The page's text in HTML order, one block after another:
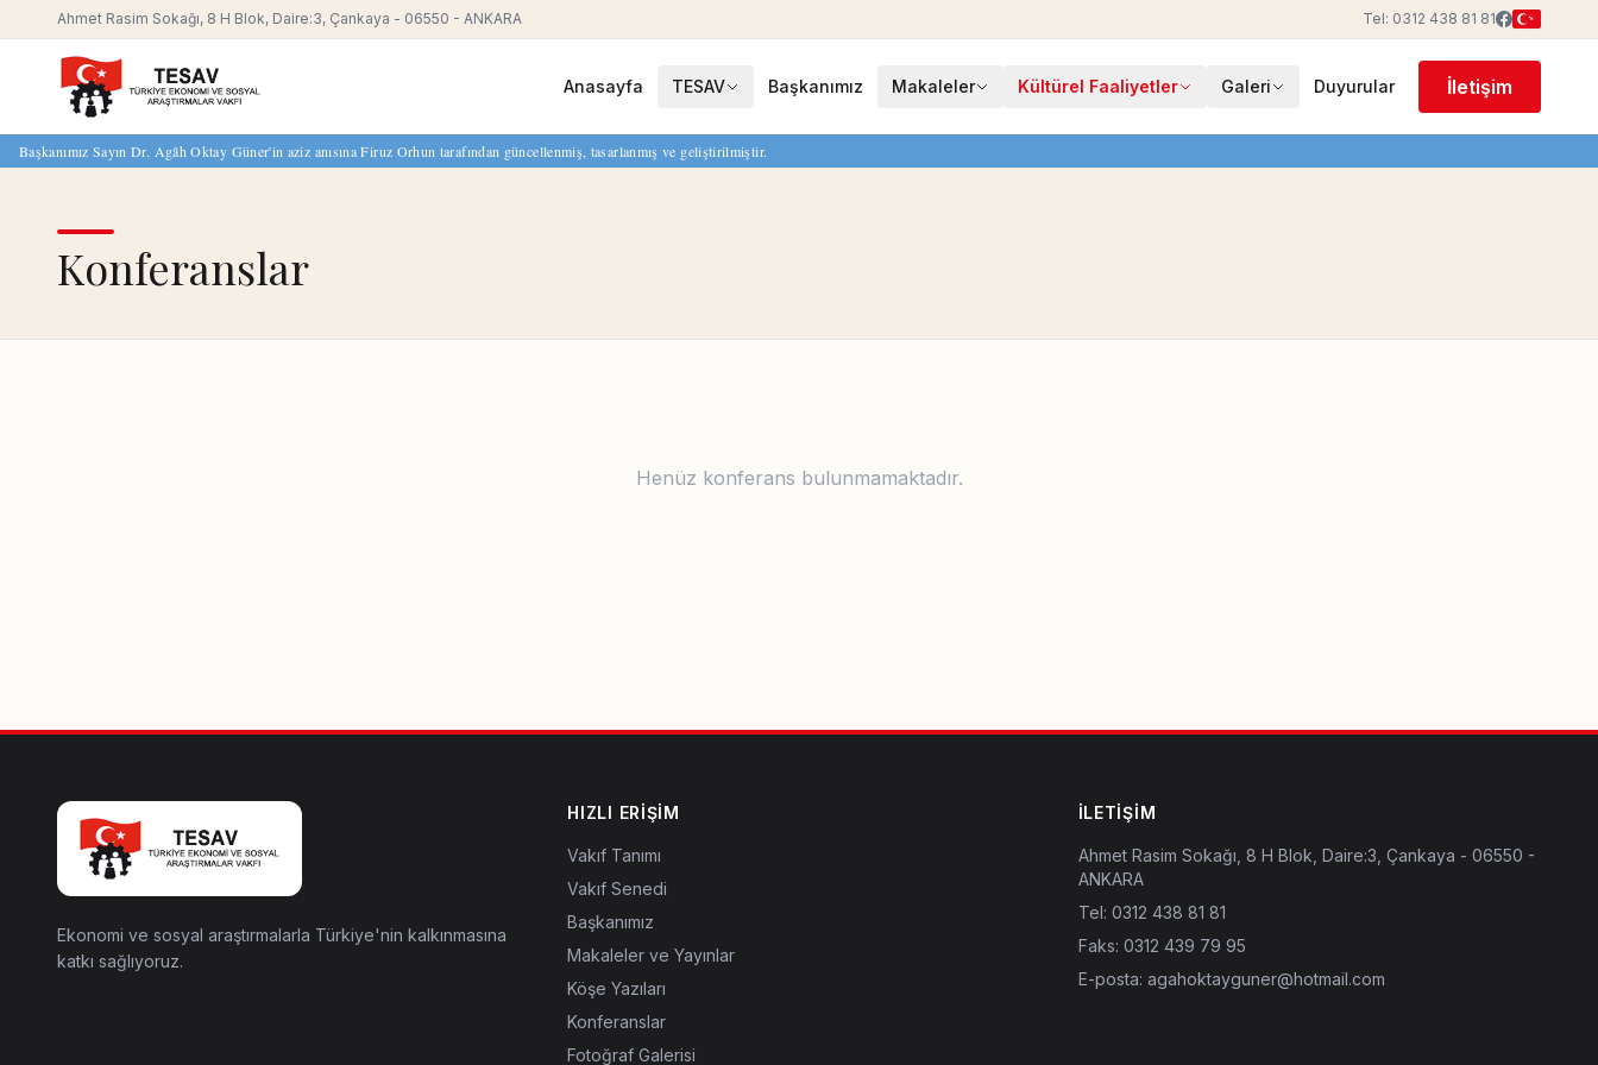
Ahmet Rasim Sokağı, 8 H Blok, Daire:3, Çankaya - 06550 - ANKARA Tel: 0312 438 81 81
Anasayfa TESAV Başkanımız Makaleler Kültürel Faaliyetler Galeri Duyurular İletişim
Başkanımız Sayın Dr. Agâh Oktay Güner'in aziz anısına Firuz Orhun tarafından güncellenmiş, tasarlanmış ve geliştirilmiştir.
Konferanslar
Henüz konferans bulunmamaktadır.
Ekonomi ve sosyal araştırmalarla Türkiye'nin kalkınmasına
katkı sağlıyoruz.
HIZLI ERIŞIM
Vakıf Tanımı
Vakıf Senedi
Başkanımız
Makaleler ve Yayınlar
Köşe Yazıları
Konferanslar
Fotoğraf Galerisi
İLETIŞIM
Ahmet Rasim Sokağı, 8 H Blok, Daire:3, Çankaya - 06550 -
ANKARA
Tel: 0312 438 81 81
Faks: 0312 439 79 95
E-posta: agahoktayguner@hotmail.com